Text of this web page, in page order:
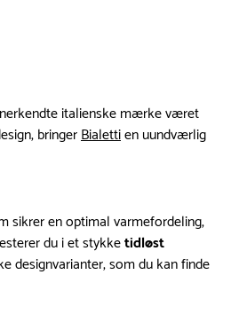
italienske mærke været
bringerBialettien uundværlig
sikrer en optimal varmefordeling,
du i et stykketidløst
designvarianter, som du kan finde